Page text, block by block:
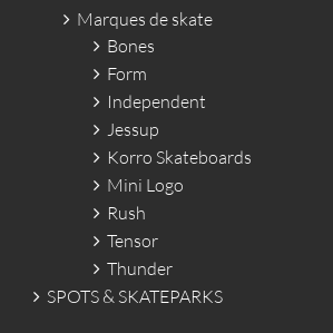
Marques de skate
Bones
Form
Independent
Jessup
Korro Skateboards
Mini Logo
Rush
Tensor
Thunder
SPOTS & SKATEPARKS